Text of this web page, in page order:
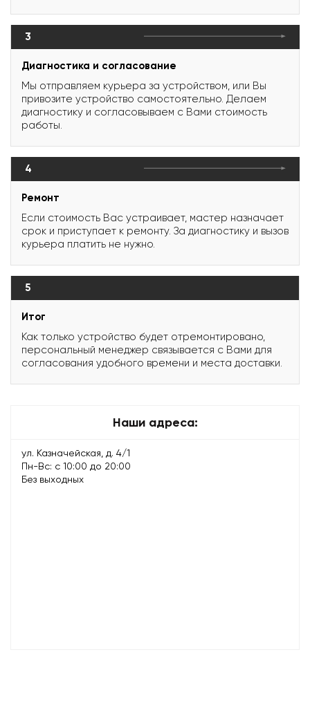
3
Диагностика и согласование
Мы отправляем курьера за устройством, или Вы
привозите устройство самостоятельно. Делаем
диагностику и согласовываем с Вами стоимость
работы.
4
Ремонт
Если стоимость Вас устраивает, мастер назначает
срок и приступает к ремонту. За диагностику и вызов
курьера платить не нужно.
5
Итог
Как только устройство будет отремонтировано,
персональный менеджер связывается с Вами для
согласования удобного времени и места доставки.
Наши адреса:
ул. Казначейская, д. 4/1
Пн-Вс: с 10:00 до 20:00
Без выходных